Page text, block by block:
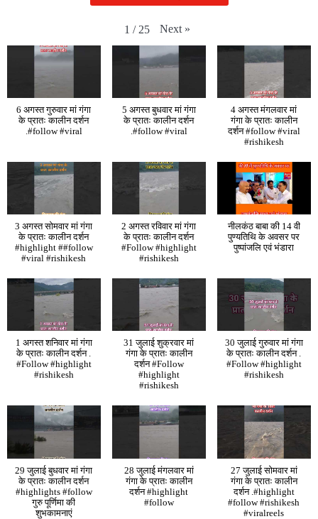
1 / 25 Next »
6 अगस्त गुरुवार मां गंगा
के प्रातः कालीन दर्शन
.#follow #viral
5 अगस्त बुधवार मां गंगा
के प्रातः कालीन दर्शन
.#follow #viral
4 अगस्त मंगलवार मां
गंगा के प्रातः कालीन
दर्शन #follow #viral
#rishikesh
3 अगस्त सोमवार मां गंगा
के प्रातः कालीन दर्शन
#highlight ##follow
#viral #rishikesh
2 अगस्त रविवार मां गंगा
के प्रातः कालीन दर्शन
#Follow #highlight
#rishikesh
नीलकंठ बाबा की 14 वी
पुण्यतिथि के अवसर पर
पुष्पांजलि एवं भंडारा
1 अगस्त शनिवार मां गंगा
के प्रातः कालीन दर्शन .
#Follow #highlight
#rishikesh
31 जुलाई शुक्रवार मां
गंगा के प्रातः कालीन
दर्शन #Follow
#highlight
#rishikesh
30 जुलाई गुरुवार मां गंगा
के प्रातः कालीन दर्शन .
#Follow #highlight
#rishikesh
29 जुलाई बुधवार मां गंगा
के प्रातः कालीन दर्शन
#highlights #follow
गुरु पूर्णिमा की
शुभकामनाएं
28 जुलाई मंगलवार मां
गंगा के प्रातः कालीन
दर्शन #highlight
#follow
27 जुलाई सोमवार मां
गंगा के प्रातः कालीन
दर्शन .#highlight
#follow #rishikesh
#viralreels